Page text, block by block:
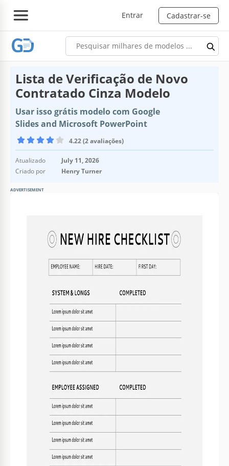
Entrar Cadastrar-se
Lista de Verificação de Novo
Contratado Cinza Modelo
Usar isso grátis modelo com Google
Slides and Microsoft PowerPoint
4.22 (2 avaliações)
Atualizado
July 11, 2026
Criado por
Henry Turner
ADVERTISEMENT